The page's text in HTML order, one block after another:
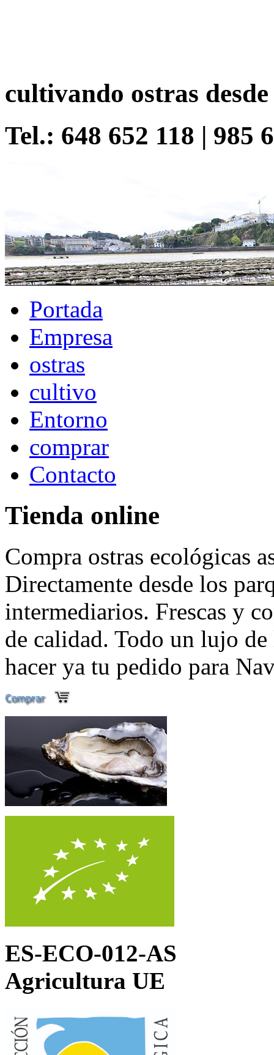
cultivando ostras desde
Tel.: 648 652 118 | 985
Portada
Empresa
ostras
cultivo
Entorno
comprar
Contacto
Tienda online
Compra ostras ecológicas
Directamente desde los
intermediarios. Frescas y
de calidad. Todo un lujo de
hacer ya tu pedido para
ES-ECO-012-AS
Agricultura UE